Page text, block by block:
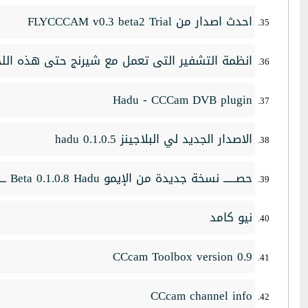
احدث اصدار من FLYCCCAM v0.3 beta2 Trial
انظمة التشفير التى تعمل مع شيرنج حتى هذه
Hadu - CCCam DVB plugin
الاصدار الجديد لي البلاجينز hadu 0.1.0.5
حصــــــ نسخة جديدة من الإيمو Beta 0.1.0.8 Hadu ــــــريا
نيو كامد
CCcam Toolbox version 0.9
CCcam channel info